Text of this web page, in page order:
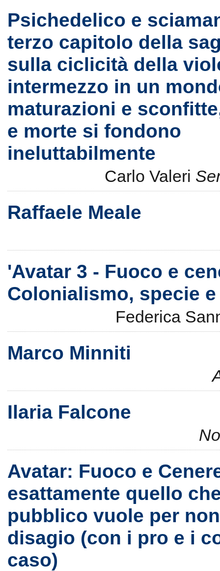
Psichedelico e
terzo capitolo della
sulla ciclicità della
intermezzo in un
maturazioni e
e morte si fondono
ineluttabilmente
Carlo Valeri
Raffaele Meale
'Avatar 3 - Fuoco e
Colonialismo, specie
Federica
Marco Minniti
Ilaria Falcone
Avatar: Fuoco e
esattamente quello
pubblico vuole per
disagio (con i pro e i
caso)